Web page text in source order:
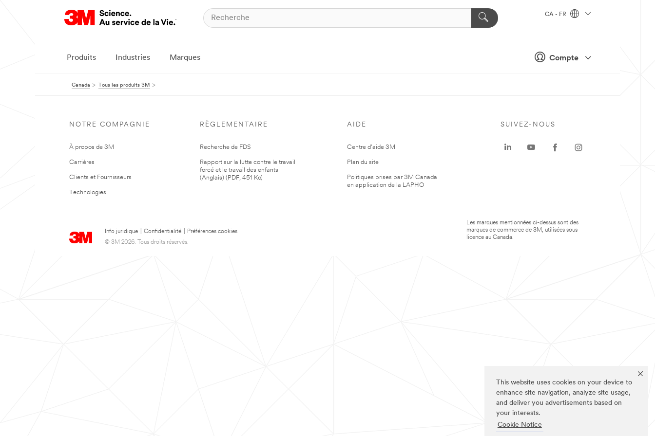
This website uses cookies on your device to
enhance site navigation, analyze site usage,
and deliver you advertisements based on
your interests.
Cookie Notice
Compte
CA - FR
Produits Industries Marques
Canada Tous les produits 3M
NOTRE COMPAGNIE
À propos de 3M
Carrières
Clients et Fournisseurs
Technologies
RÈGLEMENTAIRE
Recherche de FDS
Rapport sur la lutte contre le travail
forcé et le travail des enfants
(Anglais) (PDF, 451 Ko)
AIDE
Centre d'aide 3M
Plan du site
Politiques prises par 3M Canada
en application de la LAPHO
Info juridique Confidentialité
Préférences cookies
© 3M 2026. Tous droits réservés.
SUIVEZ-NOUS
Les marques mentionnées ci-dessus sont des
marques de commerce de 3M, utilisées sous
licence au Canada.